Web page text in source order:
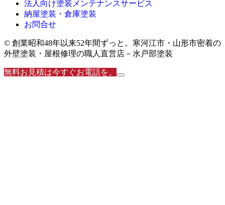
法人向け塗装メンテナンスサービス
納屋塗装・倉庫塗装
お問合せ
© 創業昭和48年以来52年間ずっと。寒河江市・山形市密着の
外壁塗装・屋根修理の職人直営店－水戸部塗装
無料お見積は今すぐお電話を。